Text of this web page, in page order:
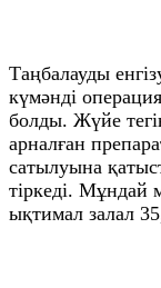
Таңбалауды
күмәнді
болды. Жүйе
арналған
сатылуына
тіркеді. Мұндай
ықтимал залал